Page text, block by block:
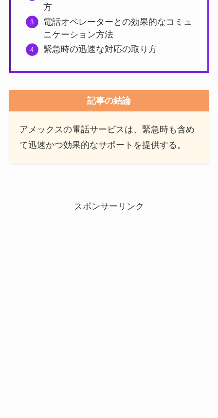
方
電話オペレーターとの効果的なコミュ
ニケーション方法
緊急時の迅速な対応の取り方
記事の結論
アメックスの電話サービスは、緊急時も含め
て迅速かつ効果的なサポートを提供する。
スポンサーリンク